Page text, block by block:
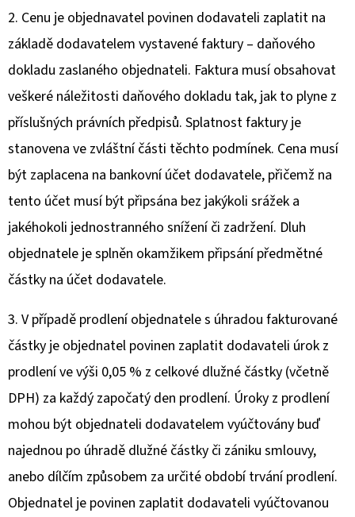
2. Cenu je objednavatel povinen dodavateli zaplatit na
základě dodavatelem vystavené faktury – daňového
dokladu zaslaného objednateli. Faktura musí obsahovat
veškeré náležitosti daňového dokladu tak, jak to plyne z
příslušných právních předpisů. Splatnost faktury je
stanovena ve zvláštní části těchto podmínek. Cena musí
být zaplacena na bankovní účet dodavatele, přičemž na
tento účet musí být připsána bez jakýkoli srážek a
jakéhokoli jednostranného snížení či zadržení. Dluh
objednatele je splněn okamžikem připsání předmětné
částky na účet dodavatele.
3. V případě prodlení objednatele s úhradou fakturované
částky je objednatel povinen zaplatit dodavateli úrok z
prodlení ve výši 0,05 % z celkové dlužné částky (včetně
DPH) za každý započatý den prodlení. Úroky z prodlení
mohou být objednateli dodavatelem vyúčtovány buď
najednou po úhradě dlužné částky či zániku smlouvy,
anebo dílčím způsobem za určité období trvání prodlení.
Objednatel je povinen zaplatit dodavateli vyúčtovanou